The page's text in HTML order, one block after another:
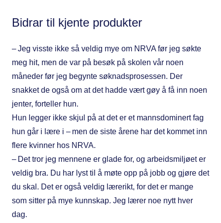
Bidrar til kjente produkter
– Jeg visste ikke så veldig mye om NRVA før jeg søkte
meg hit, men de var på besøk på skolen vår noen
måneder før jeg begynte søknadsprosessen. Der
snakket de også om at det hadde vært gøy å få inn noen
jenter, forteller hun.
Hun legger ikke skjul på at det er et mannsdominert fag
hun går i lære i – men de siste årene har det kommet inn
flere kvinner hos NRVA.
– Det tror jeg mennene er glade for, og arbeidsmiljøet er
veldig bra. Du har lyst til å møte opp på jobb og gjøre det
du skal. Det er også veldig lærerikt, for det er mange
som sitter på mye kunnskap. Jeg lærer noe nytt hver
dag.